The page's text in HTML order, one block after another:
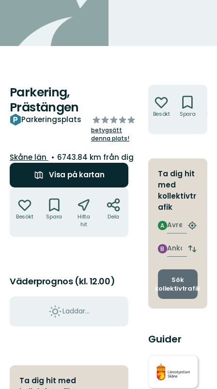
Parkering,
Prästängen
Parkeringsplats
av
5
stjärnor
betygsätt
denna plats!
Län:
Skåne län
6743.84 km från dig
Visa på kartan
Besökt Spara
Hitta
hit
Dela
Väderprognos (kl. 12.00)
Laddar...
Ta dig hit med
Besökt Spara
Ta dig hit
med
kollektivtr
afik
Avresa
A
Hitta
Ankomst
B
Byt
och
Sök
kollektivtrafik
Guider